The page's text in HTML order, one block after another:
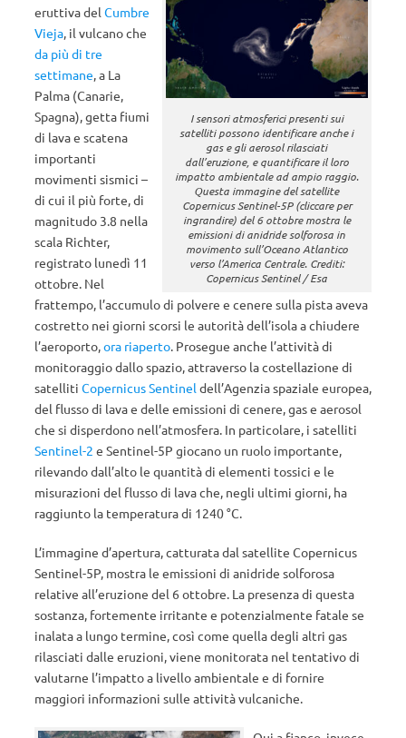
I sensori atmosferici presenti sui
satelliti possono identificare anche i
gas e gli aerosol rilasciati
dall’eruzione, e quantificare il loro
impatto ambientale ad ampio raggio.
Questa immagine del satellite
Copernicus Sentinel-5P (cliccare per
ingrandire) del 6 ottobre mostra le
emissioni di anidride solforosa in
movimento sull’Oceano Atlantico
verso l’America Centrale. Crediti:
Copernicus Sentinel / Esa
eruttiva del Cumbre
Vieja, il vulcano che
da più di tre
settimane, a La
Palma (Canarie,
Spagna), getta fiumi
di lava e scatena
importanti
movimenti sismici –
di cui il più forte, di
magnitudo 3.8 nella
scala Richter,
registrato lunedì 11
ottobre. Nel
frattempo, l’accumulo di polvere e cenere sulla pista aveva
costretto nei giorni scorsi le autorità dell’isola a chiudere
l’aeroporto,ora riaperto. Prosegue anche l’attività di
monitoraggio dallo spazio, attraverso la costellazione di
satelliti Copernicus Sentinel dell’Agenzia spaziale europea,
del flusso di lava e delle emissioni di cenere, gas e aerosol
che si disperdono nell’atmosfera. In particolare, i satelliti
Sentinel-2 e Sentinel-5P giocano un ruolo importante,
rilevando dall’alto le quantità di elementi tossici e le
misurazioni del flusso di lava che, negli ultimi giorni, ha
raggiunto la temperatura di 1240 °C.
L’immagine d’apertura, catturata dal satellite Copernicus
Sentinel-5P, mostra le emissioni di anidride solforosa
relative all’eruzione del 6 ottobre. La presenza di questa
sostanza, fortemente irritante e potenzialmente fatale se
inalata a lungo termine, così come quella degli altri gas
rilasciati dalle eruzioni, viene monitorata nel tentativo di
valutarne l’impatto a livello ambientale e di fornire
maggiori informazioni sulle attività vulcaniche.